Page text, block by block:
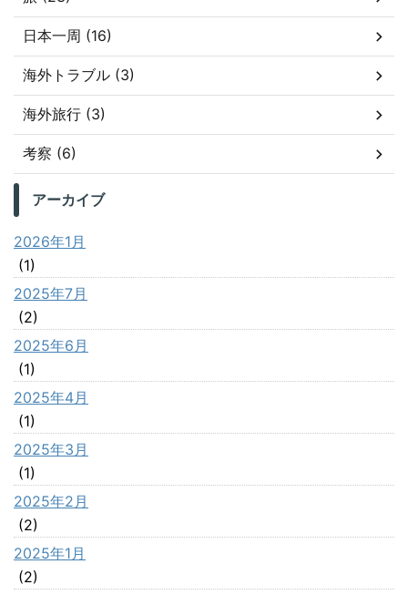
日本一周 (16)
海外トラブル (3)
海外旅行 (3)
考察 (6)
アーカイブ
2026年1月
(1)
2025年7月
(2)
2025年6月
(1)
2025年4月
(1)
2025年3月
(1)
2025年2月
(2)
2025年1月
(2)